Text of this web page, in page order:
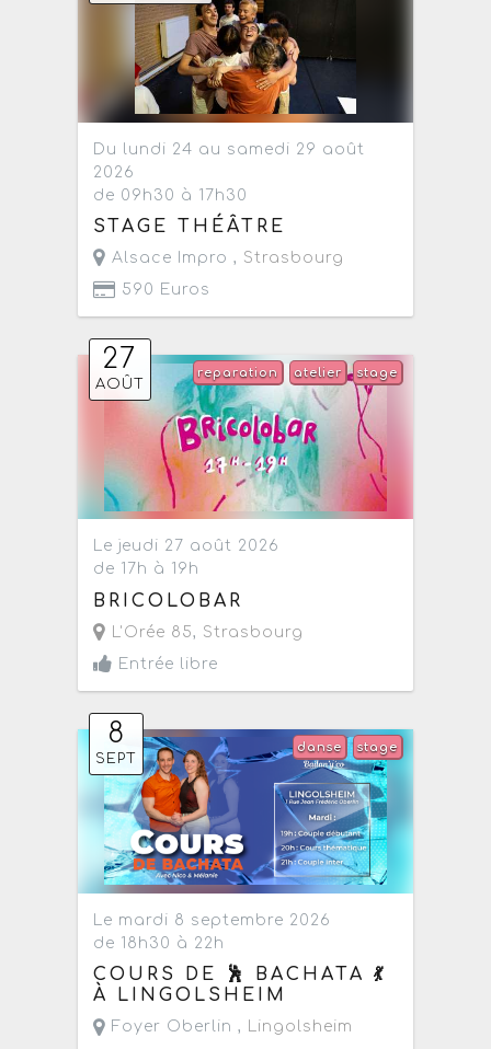
Du lundi 24 au samedi 29 août
2026
de 09h30 à 17h30
STAGE THÉÂTRE
Alsace Impro , Strasbourg
590 Euros
27
AOÛT
stage
atelier
reparation
Le jeudi 27 août 2026
de 17h à 19h
BRICOLOBAR
L'Orée 85, Strasbourg
Entrée libre
8
SEPT
stage
danse
Le mardi 8 septembre 2026
de 18h30 à 22h
COURS DE 🕺 BACHATA 💃
À LINGOLSHEIM
Foyer Oberlin , Lingolsheim